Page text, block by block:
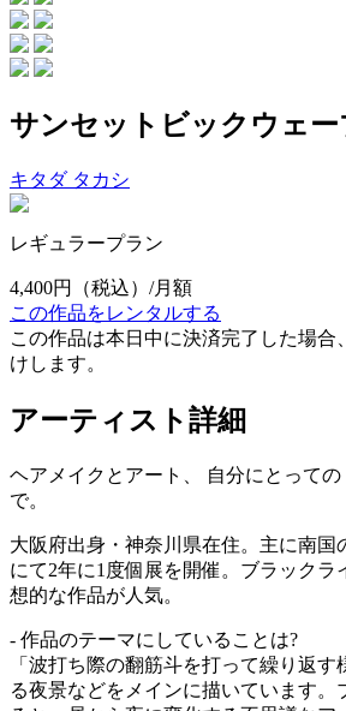
サンセットビックウェー
キタダ タカシ
レギュラープラン
4,400円
（税込）/月額
この作品をレンタルする
この作品は本日中に決済完了した場合、
けします。
アーティスト詳細
ヘアメイクとアート、 自分にとって
で。
大阪府出身・神奈川県在住。主に南国
にて2年に1度個展を開催。ブラックラ
想的な作品が人気。
- 作品のテーマにしていることは?
「波打ち際の翻筋斗を打って繰り返
る夜景などをメインに描いています。